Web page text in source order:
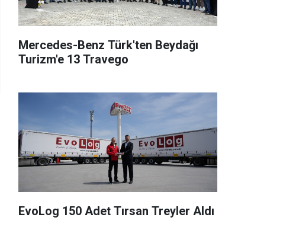
Mercedes-Benz Türk'ten Beydağı
Turizm'e 13 Travego
EvoLog 150 Adet Tırsan Treyler Aldı